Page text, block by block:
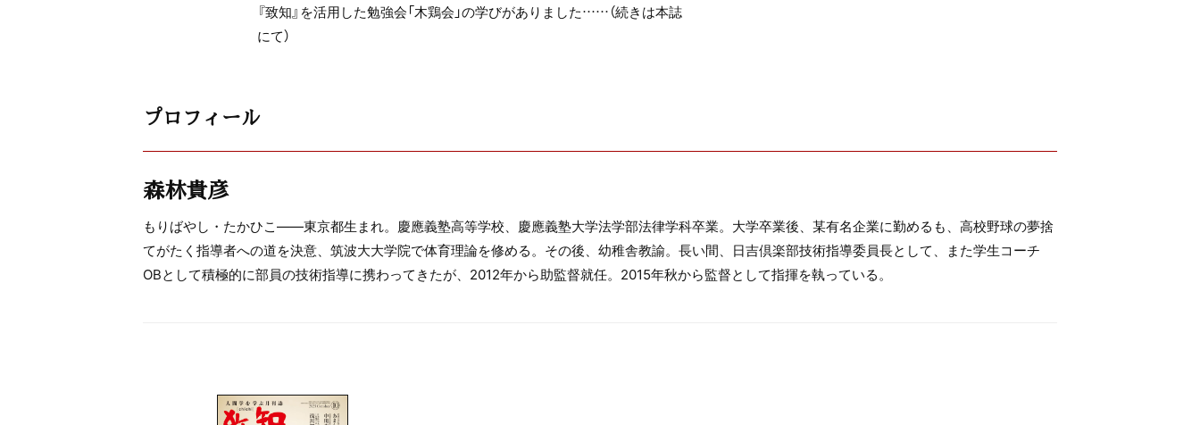
『致知』を活用した勉強会「木鶏会」の学びがありました……（続きは本誌
にて）
プロフィール
森林貴彦
もりばやし・たかひこ――東京都生まれ。慶應義塾高等学校、慶應義塾大学法学部法律学科卒業。大学卒業後、某有名企業に勤めるも、高校野球の夢捨
てがたく指導者への道を決意、筑波大大学院で体育理論を修める。その後、幼稚舎教諭。長い間、日吉倶楽部技術指導委員長として、また学生コーチ
OBとして積極的に部員の技術指導に携わってきたが、2012年から助監督就任。2015年秋から監督として指揮を執っている。